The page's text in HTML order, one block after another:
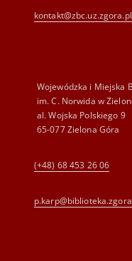
kontakt@zbc.uz.zgora.pl
Wojewódzka i Miejska
im. C. Norwida w
al. Wojska Polskiego 9
65-077 Zielona Góra
(+48) 68 453 26 06